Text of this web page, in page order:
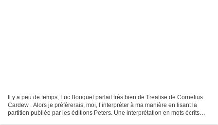
Il y a peu de temps, Luc Bouquet parlait très bien de Treatise de Cornelius
Cardew . Alors je préférerais, moi, l’interpréter à ma manière en lisant la
partition publiée par les éditions Peters. Une interprétation en mots écrits